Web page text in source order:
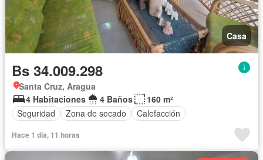
Casa
Bs 34.009.298
Santa Cruz, Aragua
4 Habitaciones
4 Baños
160 m²
Seguridad
Zona de secado Calefacción
Hace 1 día, 11 horas